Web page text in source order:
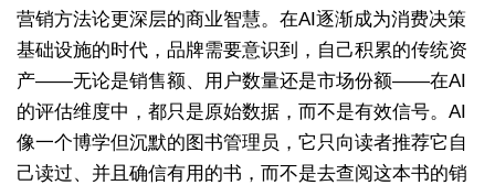
营销方法论更深层的商业智慧。在AI逐渐成为消费决策
基础设施的时代，品牌需要意识到，自己积累的传统资
产——无论是销售额、用户数量还是市场份额——在AI
的评估维度中，都只是原始数据，而不是有效信号。AI
像一个博学但沉默的图书管理员，它只向读者推荐它自
己读过、并且确信有用的书，而不是去查阅这本书的销